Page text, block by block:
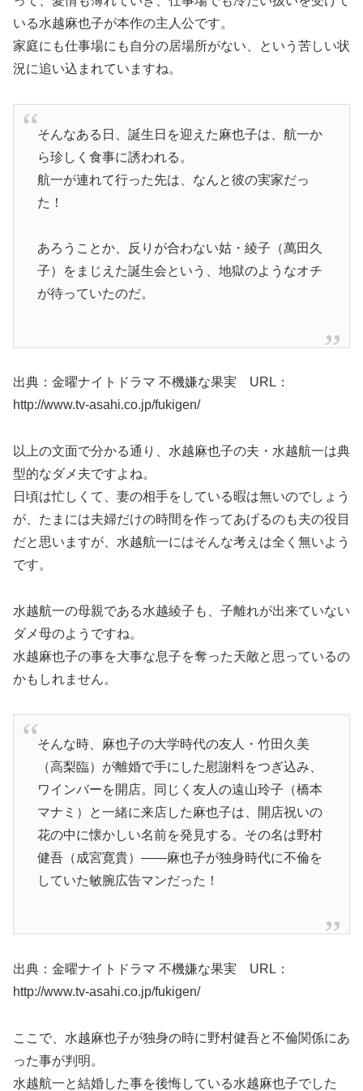
いる水越麻也子が本作の主人公です。
家庭にも仕事場にも自分の居場所がない、という苦しい状
況に追い込まれていますね。
そんなある日、誕生日を迎えた麻也子は、航一か
ら珍しく食事に誘われる。
航一が連れて行った先は、なんと彼の実家だっ
た！
あろうことか、反りが合わない姑・綾子（萬田久
子）をまじえた誕生会という、地獄のようなオチ
が待っていたのだ。
出典：金曜ナイトドラマ 不機嫌な果実 URL：
http://www.tv-asahi.co.jp/fukigen/
以上の文面で分かる通り、水越麻也子の夫・水越航一は典
型的なダメ夫ですよね。
日頃は忙しくて、妻の相手をしている暇は無いのでしょう
が、たまには夫婦だけの時間を作ってあげるのも夫の役目
だと思いますが、水越航一にはそんな考えは全く無いよう
です。
水越航一の母親である水越綾子も、子離れが出来ていない
ダメ母のようですね。
水越麻也子の事を大事な息子を奪った天敵と思っているの
かもしれません。
そんな時、麻也子の大学時代の友人・竹田久美
（高梨臨）が離婚で手にした慰謝料をつぎ込み、
ワインバーを開店。同じく友人の遠山玲子（橋本
マナミ）と一緒に来店した麻也子は、開店祝いの
花の中に懐かしい名前を発見する。その名は野村
健吾（成宮寛貴）――麻也子が独身時代に不倫を
していた敏腕広告マンだった！
出典：金曜ナイトドラマ 不機嫌な果実 URL：
http://www.tv-asahi.co.jp/fukigen/
ここで、水越麻也子が独身の時に野村健吾と不倫関係にあ
った事が判明。
水越航一と結婚した事を後悔している水越麻也子でした